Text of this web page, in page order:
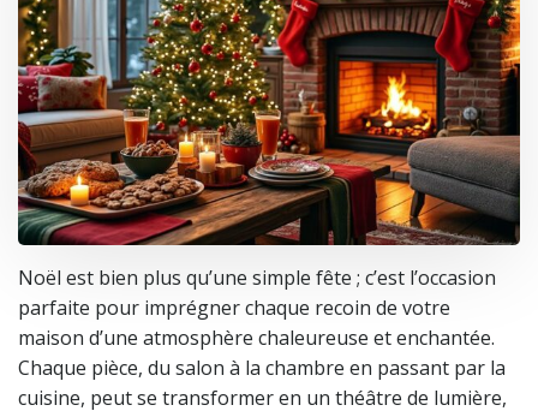
Noël est bien plus qu’une simple fête ; c’est l’occasion
parfaite pour imprégner chaque recoin de votre
maison d’une atmosphère chaleureuse et enchantée.
Chaque pièce, du salon à la chambre en passant par la
cuisine, peut se transformer en un théâtre de lumière,